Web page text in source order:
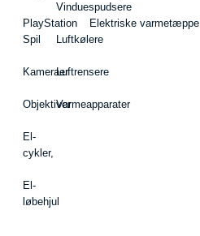
PlayStation
Spil
Kameraer
Objektiver
El-
cykler,
El-
løbehjul
Vinduespudsere
Luftkølere
Luftrensere
Varmeapparater
Elektriske varmetæppe